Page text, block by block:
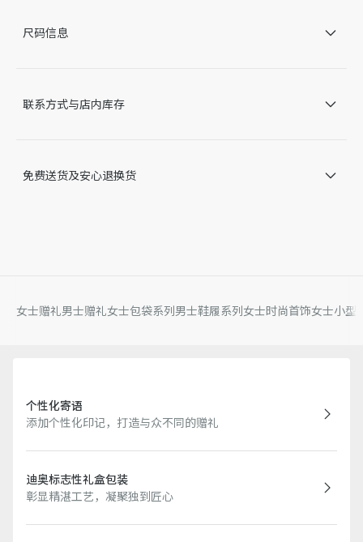
翻盖设有 2 个卡槽
正面饰以金属覆层铜合金 Dior 标志
买的产品原产地请见产品标签。
关问题，请致电迪奥客服中心。
尺码信息
联系方式与店内库存
免费送货及安心退换货
女士赠礼男士赠礼女士包袋系列男士鞋履系列女士时尚首饰女士小型
个性化寄语
添加个性化印记，打造与众不同的赠礼
迪奥标志性礼盒包装
彰显精湛工艺，凝聚独到匠心